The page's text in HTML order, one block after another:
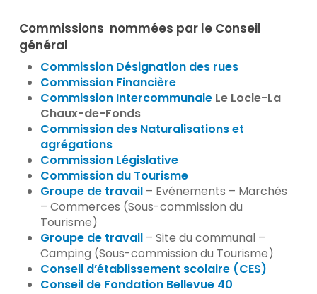
Commissions nommées par le Conseil
général
Commission Désignation des rues
Commission Financière
Commission IntercommunaleLe Locle-La
Chaux-de-Fonds
Commission des Naturalisations et
agrégations
Commission Législative
Commission du Tourisme
Groupe de travail– Evénements – Marchés
– Commerces (Sous-commission du
Tourisme)
Groupe de travail– Site du communal –
Camping (Sous-commission du Tourisme)
Conseil d’établissement scolaire (CES)
Conseil de Fondation Bellevue 40